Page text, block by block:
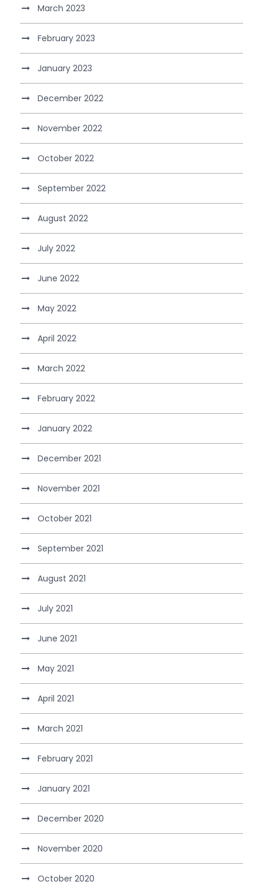
March 2023
February 2023
January 2023
December 2022
November 2022
October 2022
September 2022
August 2022
July 2022
June 2022
May 2022
April 2022
March 2022
February 2022
January 2022
December 2021
November 2021
October 2021
September 2021
August 2021
July 2021
June 2021
May 2021
April 2021
March 2021
February 2021
January 2021
December 2020
November 2020
October 2020